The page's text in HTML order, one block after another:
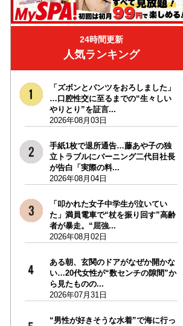
24時間更新
人気ランキング
「ズボンとパンツをおろしました」
…口腔性交に至るまでの“生々しい
やりとり”を証言...
2026年08月03日
手紙1枚で退所通告…藤あや子の独
立トラブルにバーニング二代目社長
が告白「実際の料...
2026年08月04日
「叩かれた女子中学生が泣いてい
た」満員電車で“杖を振り回す”高齢
者が暴走。“屈強...
2026年08月02日
ある朝、玄関のドアがなぜか開かな
い…20代女性が“数センチの隙間”か
ら見たものの...
2026年07月31日
“男性が好きそうな水着”で海に行っ